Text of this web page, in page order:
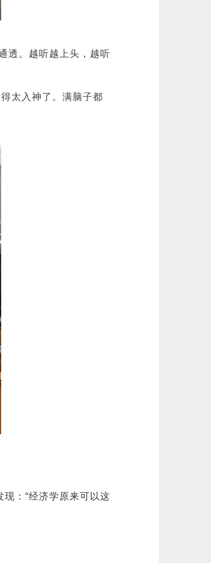
透。越听越上头，越听
太入神了。满脑子都
：“经济学原来可以这